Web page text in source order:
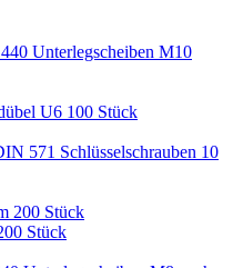
Unterlegscheiben M10
U6 100 Stück
Schlüsselschrauben 10
Stück